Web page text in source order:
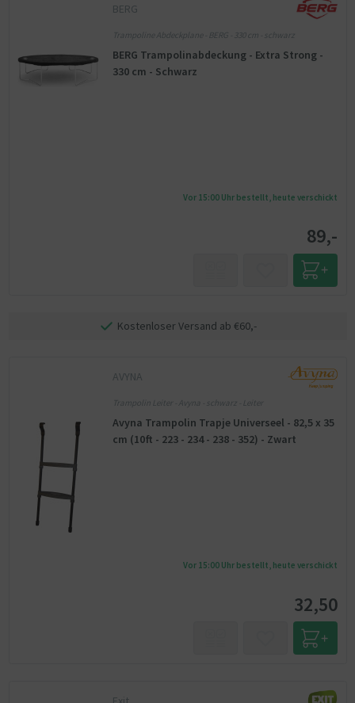
BERG
Trampoline Abdeckplane - BERG - 330 cm - schwarz
BERG Trampolinabdeckung - Extra Strong -
330 cm - Schwarz
Vor 15:00 Uhr bestellt, heute verschickt
89,-
Kostenloser Versand ab €60,-
AVYNA
Trampolin Leiter - Avyna - schwarz - Leiter
Avyna Trampolin Trapje Universeel - 82,5 x 35
cm (10ft - 223 - 234 - 238 - 352) - Zwart
Vor 15:00 Uhr bestellt, heute verschickt
32,50